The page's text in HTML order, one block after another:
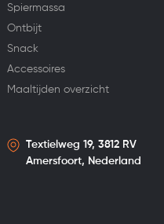
Spiermassa
Ontbijt
Snack
Accessoires
Maaltijden overzicht
Textielweg 19, 3812 RV
Amersfoort, Nederland